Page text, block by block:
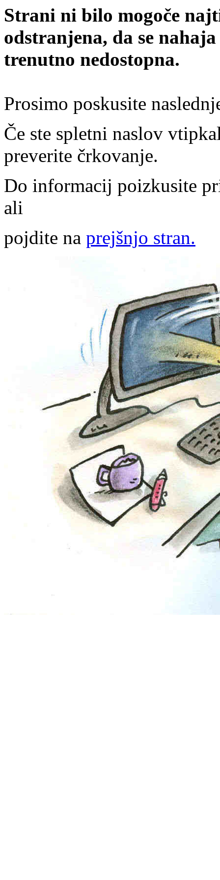
Strani ni bilo mogoče
odstranjena, da se
trenutno nedostopna.
Prosimo poskusite
Če ste spletni naslov
preverite črkovanje.
Do informacij poizkusite
ali
pojdite na prejšnjo stran.